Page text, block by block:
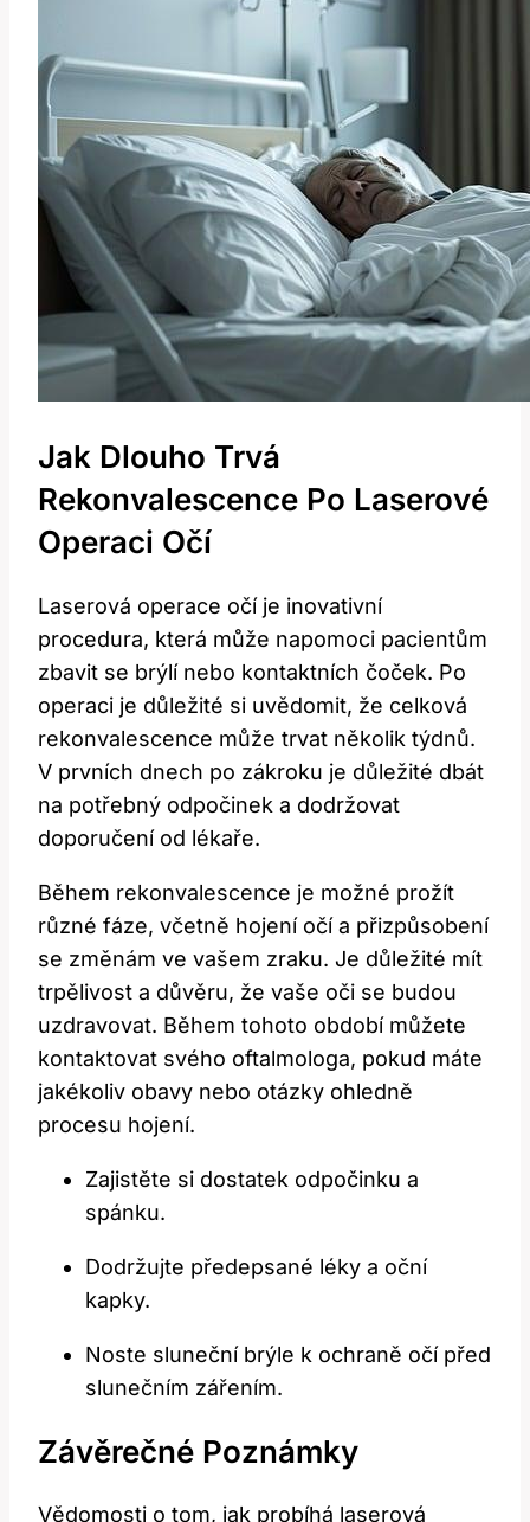
Jak Dlouho Trvá
⁤rekonvalescence Po Laserové
Operaci Očí
Laserová‌ operace očí je inovativní
⁢procedura,‌ která ‍může napomoci pacientům
zbavit‍ se‌ brýlí ​nebo​ kontaktních čoček.‍ Po
operaci ​je důležité si ​uvědomit, že⁢ celková
rekonvalescence může trvat⁤ několik týdnů.
V prvních dnech‌ po zákroku je důležité ​dbát
na potřebný odpočinek a dodržovat⁢
doporučení od lékaře.
Během rekonvalescence‍ je možné ‍prožít
⁢různé ‌fáze,⁣ včetně hojení⁢ očí a přizpůsobení
se‍ změnám ve‌ vašem zraku. Je důležité mít
trpělivost⁣ a důvěru, že​ vaše oči⁣ se⁤ budou
uzdravovat. Během tohoto období⁢ můžete
kontaktovat svého ⁢oftalmologa, pokud máte
jakékoliv ⁢obavy ‍nebo ‍otázky‍ ohledně
procesu hojení.
Zajistěte ‌si dostatek odpočinku a
spánku.
Dodržujte ‍předepsané léky a oční
kapky.
Noste sluneční ​brýle ‍k ochraně očí před
slunečním zářením.
Závěrečné ⁢poznámky
Vědomosti ⁢o ⁣tom, jak probíhá laserová